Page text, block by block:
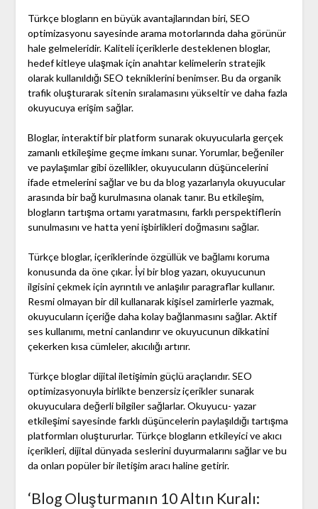
Türkçe blogların en büyük avantajlarından biri, SEO
optimizasyonu sayesinde arama motorlarında daha görünür
hale gelmeleridir. Kaliteli içeriklerle desteklenen bloglar,
hedef kitleye ulaşmak için anahtar kelimelerin stratejik
olarak kullanıldığı SEO tekniklerini benimser. Bu da organik
trafik oluşturarak sitenin sıralamasını yükseltir ve daha fazla
okuyucuya erişim sağlar.
Bloglar, interaktif bir platform sunarak okuyucularla gerçek
zamanlı etkileşime geçme imkanı sunar. Yorumlar, beğeniler
ve paylaşımlar gibi özellikler, okuyucuların düşüncelerini
ifade etmelerini sağlar ve bu da blog yazarlarıyla okuyucular
arasında bir bağ kurulmasına olanak tanır. Bu etkileşim,
blogların tartışma ortamı yaratmasını, farklı perspektiflerin
sunulmasını ve hatta yeni işbirlikleri doğmasını sağlar.
Türkçe bloglar, içeriklerinde özgüllük ve bağlamı koruma
konusunda da öne çıkar. İyi bir blog yazarı, okuyucunun
ilgisini çekmek için ayrıntılı ve anlaşılır paragraflar kullanır.
Resmi olmayan bir dil kullanarak kişisel zamirlerle yazmak,
okuyucuların içeriğe daha kolay bağlanmasını sağlar. Aktif
ses kullanımı, metni canlandırır ve okuyucunun dikkatini
çekerken kısa cümleler, akıcılığı artırır.
Türkçe bloglar dijital iletişimin güçlü araçlarıdır. SEO
optimizasyonuyla birlikte benzersiz içerikler sunarak
okuyuculara değerli bilgiler sağlarlar. Okuyucu- yazar
etkileşimi sayesinde farklı düşüncelerin paylaşıldığı tartışma
platformları oluştururlar. Türkçe blogların etkileyici ve akıcı
içerikleri, dijital dünyada seslerini duyurmalarını sağlar ve bu
da onları popüler bir iletişim aracı haline getirir.
‘Blog Oluşturmanın 10 Altın Kuralı: